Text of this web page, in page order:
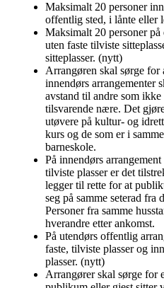
Maksimalt 20 personer
offentlig sted, i lånte eller
Maksimalt 20 personer
uten faste tilviste
sitteplasser. (nytt)
Arrangøren skal sørge for
innendørs arrangementer
avstand til andre som
tilsvarende nære. Det
utøvere på kultur- og
kurs og de som er i
barneskole.
På innendørs
tilviste plasser er det
legger til rette for at
seg på samme seterad fra
Personer fra samme
hverandre etter ankomst.
På utendørs offentlig
faste, tilviste plasser og
plasser. (nytt)
Arrangører skal sørge for